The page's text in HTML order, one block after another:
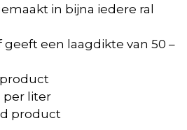
in bijna iedere ral
geeft een laagdikte van 50 –
per liter
product